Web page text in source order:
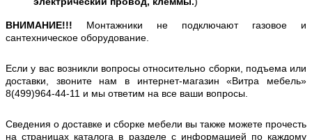
ВНИМАНИЕ!!! Монтажники не подключают газовое и
сантехническое оборудование.
Если у вас возникли вопросы относительно сборки, подъема или
доставки, звоните нам в интернет-магазин «Витра мебель»
8(499)964-44-11 и мы ответим на все ваши вопросы.
Сведения о доставке и сборке мебели вы также можете прочесть
на страницах каталога в разделе с информацией по каждому